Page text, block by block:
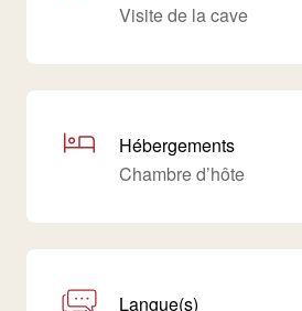
Visite de la cave
Hébergements
Chambre d’hôte
Langue(s)